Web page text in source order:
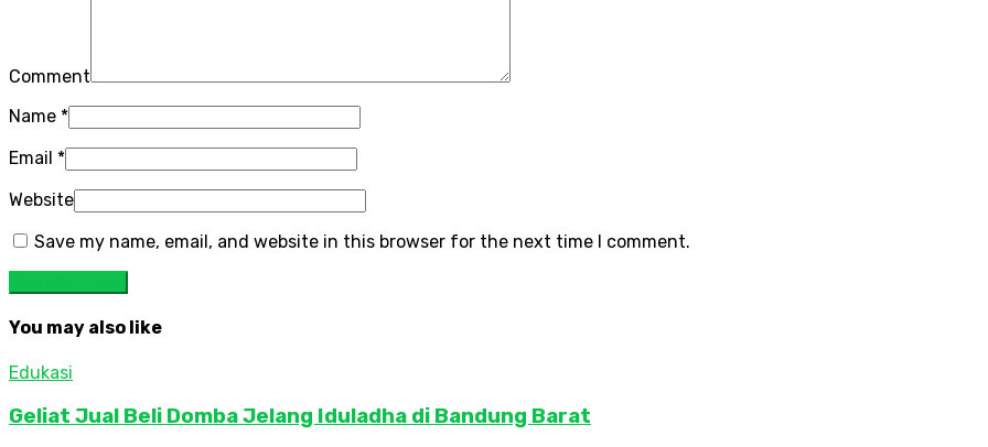
Comment
Name *
Email *
Website
Save my name, email, and website in this browser for the next time I comment.
You may also like
Edukasi
Geliat Jual Beli Domba Jelang Iduladha di Bandung Barat